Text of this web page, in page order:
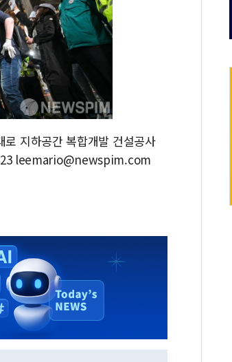
지하공간 복합개발 건설공사
leemario@newspim.com